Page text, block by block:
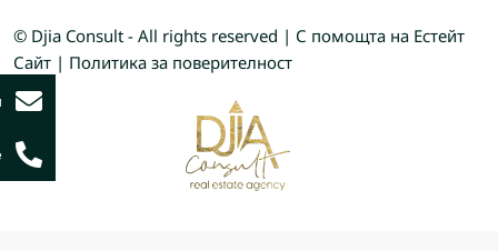
© Djia Consult - All rights reserved | С помощта на Естейт
Сайт | Политика за поверителност